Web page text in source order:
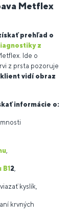
Metflex
prehľad o
z
Ide o
z prsta pozoruje
klient vidí obraz
informácie o:
,
2,
kyslík,
krvných